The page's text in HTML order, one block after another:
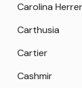
Carolina
Carthusia
Cartier
Cashmir